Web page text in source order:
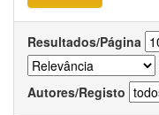
Resultados/Página
Autores/Registo